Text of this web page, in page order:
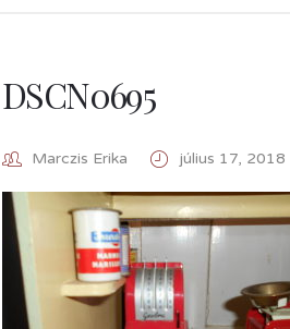
DSCN0695
Marczis Erika július 17, 2018